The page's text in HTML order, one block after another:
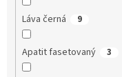
Láva černá 9
Apatit fasetovaný 3